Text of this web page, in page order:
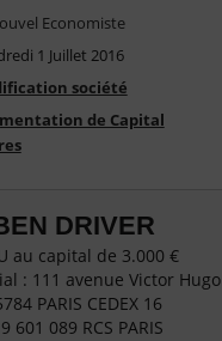
Economiste
1 Juillet 2016
société
de Capital
DRIVER
au capital de 3.000 €
: 111 avenue Victor Hugo
PARIS CEDEX 16
601 089 RCS PARIS